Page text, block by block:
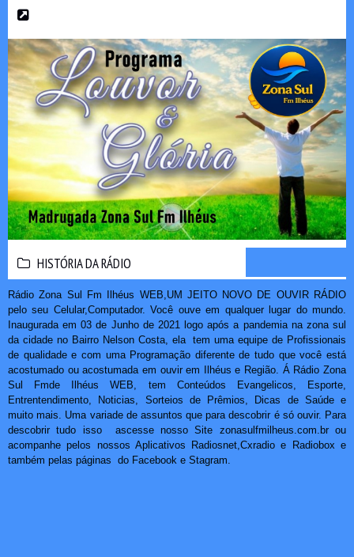
HISTÓRIA DA RÁDIO
Rádio Zona Sul Fm Ilhéus WEB,UM JEITO NOVO DE OUVIR RÁDIO
pelo seu Celular,Computador. Você ouve em qualquer lugar do mundo.
Inaugurada em 03 de Junho de 2021 logo após a pandemia na zona sul
da cidade no Bairro Nelson Costa, ela tem uma equipe de Profissionais
de qualidade e com uma Programação diferente de tudo que você está
acostumado ou acostumada em ouvir em Ilhéus e Região. Á Rádio Zona
Sul Fmde Ilhéus WEB, tem Conteúdos Evangelicos, Esporte,
Entrentendimento, Noticias, Sorteios de Prêmios, Dicas de Saúde e
muito mais. Uma variade de assuntos que para descobrir é só ouvir. Para
descobrir tudo isso ascesse nosso Site zonasulfmilheus.com.br ou
acompanhe pelos nossos Aplicativos Radiosnet,Cxradio e Radiobox e
também pelas páginas do Facebook e Stagram.